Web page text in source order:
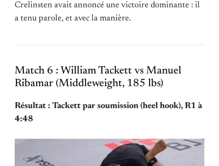
Crelinsten avait annoncé une victoire dominante : il
a tenu parole, et avec la manière.
Match 6 : William Tackett vs Manuel
Ribamar (Middleweight, 185 lbs)
Résultat : Tackett par soumission (heel hook), R1 à
4:48